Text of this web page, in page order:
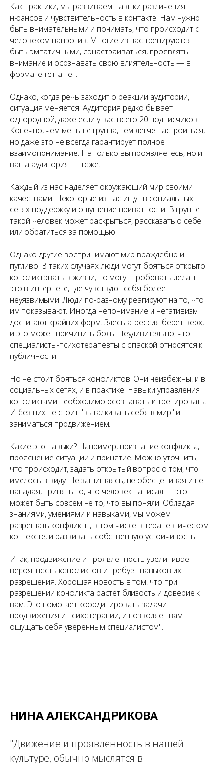
Как практики, мы развиваем навыки различения
нюансов и чувствительность в контакте. Нам нужно
быть внимательными и понимать, что происходит с
человеком напротив. Многие из нас тренируются
быть эмпатичными, сонастраиваться, проявлять
внимание и осознавать свою влиятельность — в
формате тет-а-тет.
Однако, когда речь заходит о реакции аудитории,
ситуация меняется. Аудитория редко бывает
однородной, даже если у вас всего 20 подписчиков.
Конечно, чем меньше группа, тем легче настроиться,
но даже это не всегда гарантирует полное
взаимопонимание. Не только вы проявляетесь, но и
ваша аудитория — тоже.
Каждый из нас наделяет окружающий мир своими
качествами. Некоторые из нас ищут в социальных
сетях поддержку и ощущение приватности. В группе
такой человек может раскрыться, рассказать о себе
или обратиться за помощью.
Однако другие воспринимают мир враждебно и
пугливо. В таких случаях люди могут бояться открыто
конфликтовать в жизни, но могут пробовать делать
это в интернете, где чувствуют себя более
неуязвимыми. Люди по-разному реагируют на то, что
им показывают. Иногда непонимание и негативизм
достигают крайних форм. Здесь агрессия берет верх,
и это может причинить боль. Неудивительно, что
специалисты-психотерапевты с опаской относятся к
публичности.
Но не стоит бояться конфликтов. Они неизбежны, и в
социальных сетях, и в практике. Навыки управления
конфликтами необходимо осознавать и тренировать.
И без них не стоит "выталкивать себя в мир" и
заниматься продвижением.
Какие это навыки? Например, признание конфликта,
прояснение ситуации и принятие. Можно уточнить,
что происходит, задать открытый вопрос о том, что
имелось в виду. Не защищаясь, не обесценивая и не
нападая, принять то, что человек написал — это
может быть совсем не то, что вы поняли. Обладая
знаниями, умениями и навыками, мы можем
разрешать конфликты, в том числе в терапевтическом
контексте, и развивать собственную устойчивость.
Итак, продвижение и проявленность увеличивает
вероятность конфликтов и требует навыков их
разрешения. Хорошая новость в том, что при
разрешении конфликта растет близость и доверие к
вам. Это помогает координировать задачи
продвижения и психотерапии, и позволяет вам
ощущать себя уверенным специалистом".
НИНА АЛЕКСАНДРИКОВА
"Движение и проявленность в нашей
культуре, обычно мыслятся в